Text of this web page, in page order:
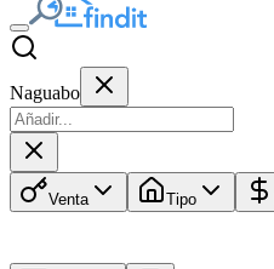
Naguabo
Venta Tipo